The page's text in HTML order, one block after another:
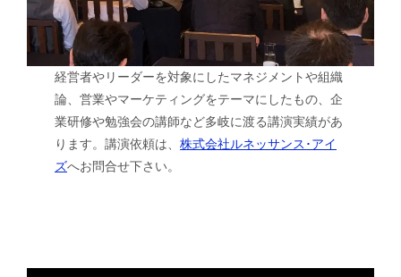
経営者やリーダーを対象にしたマネジメントや組織
論、営業やマーケティングをテーマにしたもの、企
業研修や勉強会の講師など多岐に渡る講演実績があ
ります。講演依頼は、株式会社ルネッサンス･アイ
ズへお問合せ下さい。